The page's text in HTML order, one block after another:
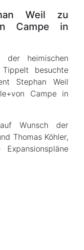
Weil zu
Campe in
der heimischen
Tippelt besuchte
Stephan Weil
Campe in
Wunsch der
Thomas Köhler,